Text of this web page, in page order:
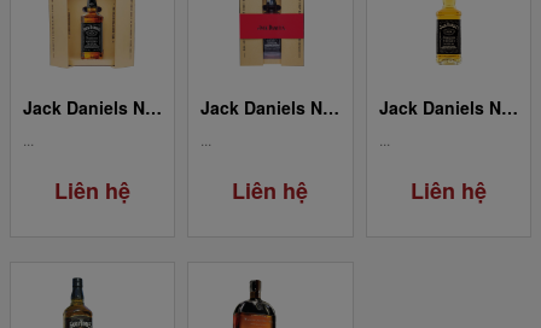
Jack Daniels No.7 0.7L
Liên hệ
Jack Daniels No.7 0.375L
Liên hệ
Jack Daniels No.7 0.05L
Liên hệ